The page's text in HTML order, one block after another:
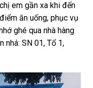
em gần xa khi đến
ăn uống, phục vụ
ghé qua nhà hàng
nhá: SN 01, Tổ 1,